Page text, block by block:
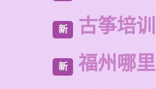
新 古筝培
新 福州哪